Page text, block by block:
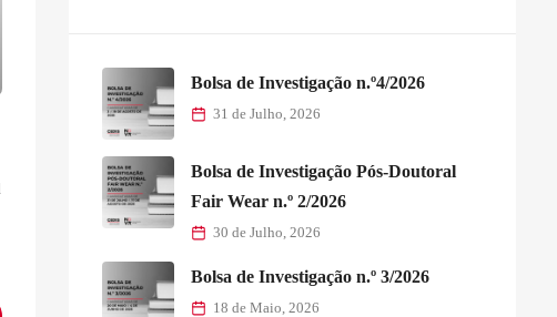
Bolsa de Investigação n.º4/2026
31 de Julho, 2026
Bolsa de Investigação Pós-Doutoral
Fair Wear n.º 2/2026
30 de Julho, 2026
Bolsa de Investigação n.º 3/2026
18 de Maio, 2026